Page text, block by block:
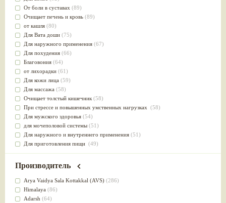
От боли в суставах (89)
Очищает печень и кровь (89)
от кашля (80)
Для Вата доши (75)
Для наружного применения (67)
Для похудения (66)
Благовония (64)
от лихорадки (61)
Для кожи лица (59)
Для массажа (58)
Очищает толстый кишечник (58)
При стрессе и повышенных умственных нагрузках (58)
Для мужского здоровья (54)
для мочеполовой системы (51)
Для наружного и внутреннего применения (51)
Для приготовления пищи (49)
от инфекций мочеполовой системы(49)
для суставов
Лечит опухоли и отеки(46)
Для медитации
выводит токсины
Производитель
Arya Vaidya Sala Kottakkal (AVS) (286)
Himalaya (86)
Adarsh (64)